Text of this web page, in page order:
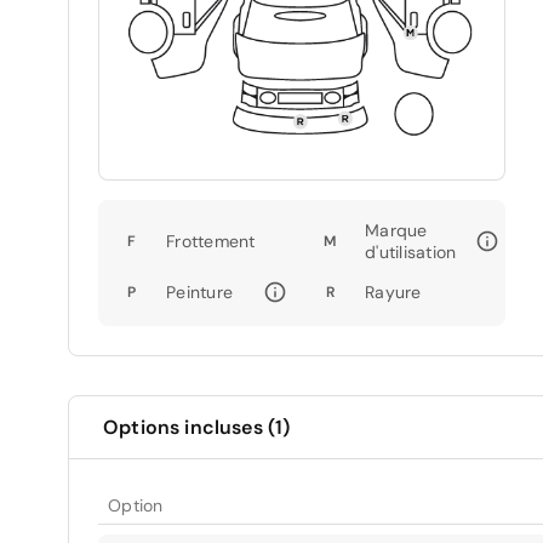
F Frottement M
Marque
d'utilisation
P Peinture R Rayure
Options incluses (1)
Option